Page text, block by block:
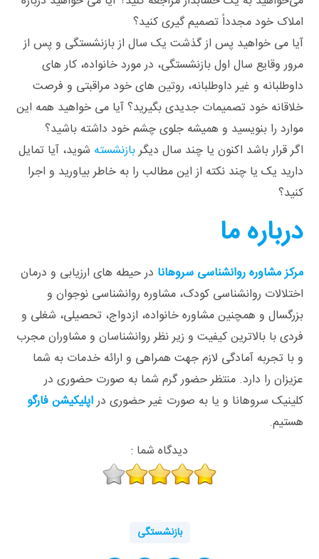
املاک خود مجدداً تصمیم‌ گیری کنید؟
آیا می‌ خواهید پس از گذشت یک سال از بازنشستگی و پس از
مرور وقایع سال اول بازنشستگی، در مورد خانواده، کار های
داوطلبانه و غیر داوطلبانه، روتین‌ های خود مراقبتی و فرصت
خلاقانه‌ خود تصمیمات جدیدی بگیرید؟ آیا می ‌خواهید همه این
موارد را بنویسید و همیشه جلوی چشم خود داشته باشید؟
اگر قرار باشد اکنون یا چند سال دیگربازنشسته شوید، آیا تمایل
دارید یک یا چند نکته از این مطالب را به خاطر بیاورید و اجرا
کنید؟
درباره ما
مرکز مشاوره روانشناسی سروهانا در حیطه های ارزیابی و درمان
اختلالات روانشناسی کودک، مشاوره روانشناسی نوجوان و
بزرگسال و همچنین مشاوره خانواده، ازدواج، تحصیلی، شغلی و
فردی با بالاترین کیفیت و زیر نظر روانشناسان و مشاوران مجرب
و با تجربه آمادگی لازم جهت همراهی و ارائه خدمات به شما
عزیزان را دارد. منتظر حضور گرم شما به صورت حضوری در
کلینیک سروهانا و یا به صورت غیر حضوری دراپلیکیشن فارگو
هستیم.
دیدگاه شما :
بازنشستگی